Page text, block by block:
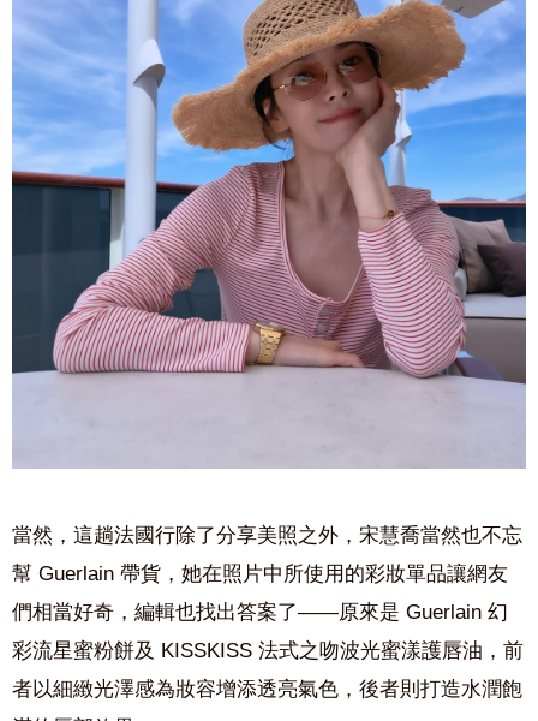
當然，這趟法國行除了分享美照之外，宋慧喬當然也不忘
幫 Guerlain 帶貨，她在照片中所使用的彩妝單品讓網友
們相當好奇，編輯也找出答案了——原來是 Guerlain 幻
彩流星蜜粉餅及 KISSKISS 法式之吻波光蜜漾護唇油， 前
者以細緻光澤感為妝容增添透亮氣色，後者則打造水潤飽